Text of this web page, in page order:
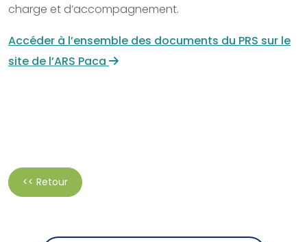
charge et d’accompagnement.
Accéder à l’ensemble des documents du PRS sur le
site de l’ARS Paca
<< Retour